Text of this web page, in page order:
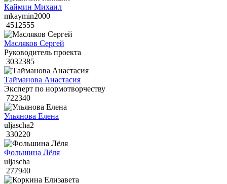
Каймин Михаил
mkaymin2000
4512555
Масляков Сергей
Руководитель проекта
3032385
Тайманова Анастасия
Эксперт по нормотворчеству
722340
Ульянова Елена
uljascha2
330220
Фольшина Лёля
uljascha
277940